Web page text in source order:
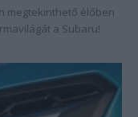
megtekinthető élőben
a Subaru!